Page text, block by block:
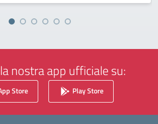
nostra app ufficiale su:
Store Play Store